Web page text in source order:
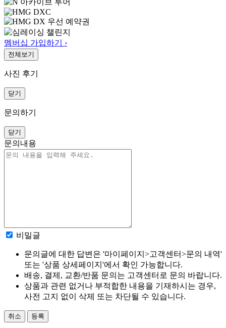
멤버십 가입하기 ›
전체보기
사진 후기
닫기
문의하기
닫기
문의내용
비밀글
문의글에 대한 답변은 '마이페이지>고객센터>문의 내역'
또는 '상품 상세페이지'에서 확인 가능합니다.
배송, 결제, 교환/반품 문의는 고객센터로 문의 바랍니다.
상품과 관련 없거나 부적합한 내용을 기재하시는 경우,
사전 고지 없이 삭제 또는 차단될 수 있습니다.
취소 등록